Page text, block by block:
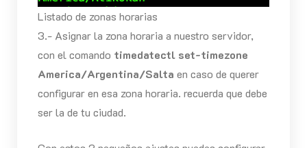
Listado de zonas horarias
3.- Asignar la zona horaria a nuestro servidor,
con el comando timedatectl set-timezone
America/Argentina/Salta en caso de querer
configurar en esa zona horaria. recuerda que debe
ser la de tu ciudad.